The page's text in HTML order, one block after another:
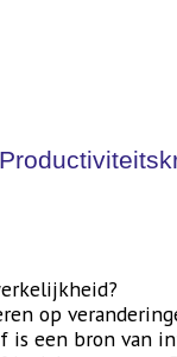
op
een bron van